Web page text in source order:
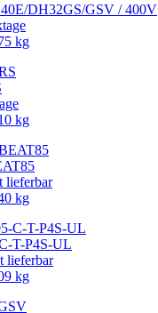
DH32GS/GSV / 400V
kg
kg
lieferbar
kg
T-P4S-UL
lieferbar
kg